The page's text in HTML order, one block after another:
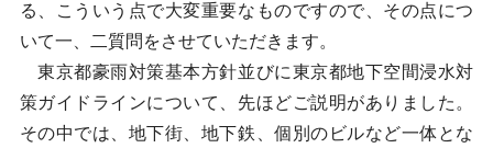
る、こういう点で大変重要なものですので、その点につ
いて一、二質問をさせていただきます。
東京都豪雨対策基本方針並びに東京都地下空間浸水対
策ガイドラインについて、先ほどご説明がありました。
その中では、地下街、地下鉄、個別のビルなど一体とな